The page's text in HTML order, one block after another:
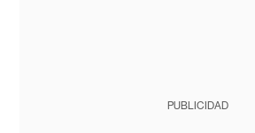
PUBLICIDAD